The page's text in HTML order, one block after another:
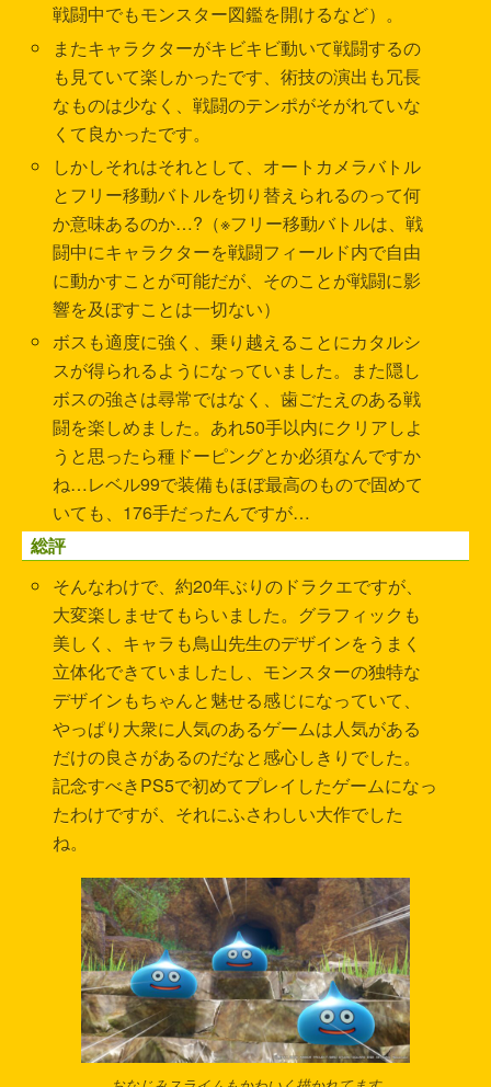
戦闘中でもモンスター図鑑を開けるなど）。
またキャラクターがキビキビ動いて戦闘するの
も見ていて楽しかったです、術技の演出も冗長
なものは少なく、戦闘のテンポがそがれていな
くて良かったです。
しかしそれはそれとして、オートカメラバトル
とフリー移動バトルを切り替えられるのって何
か意味あるのか…?（※フリー移動バトルは、戦
闘中にキャラクターを戦闘フィールド内で自由
に動かすことが可能だが、そのことが戦闘に影
響を及ぼすことは一切ない）
ボスも適度に強く、乗り越えることにカタルシ
スが得られるようになっていました。また隠し
ボスの強さは尋常ではなく、歯ごたえのある戦
闘を楽しめました。あれ50手以内にクリアしよ
うと思ったら種ドーピングとか必須なんですか
ね…レベル99で装備もほぼ最高のもので固めて
いても、176手だったんですが…
総評
そんなわけで、約20年ぶりのドラクエですが、
大変楽しませてもらいました。グラフィックも
美しく、キャラも鳥山先生のデザインをうまく
立体化できていましたし、モンスターの独特な
デザインもちゃんと魅せる感じになっていて、
やっぱり大衆に人気のあるゲームは人気がある
だけの良さがあるのだなと感心しきりでした。
記念すべきPS5で初めてプレイしたゲームになっ
たわけですが、それにふさわしい大作でした
ね。